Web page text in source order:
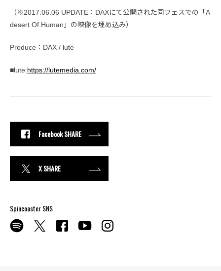
（※2017.06.06 UPDATE：DAXにて公開された同フェスでの「A
desert Of Human」の映像を埋め込み）
Produce：DAX / lute
■lute:https://lutemedia.com/
Facebook SHARE
X SHARE
Spincoaster SNS